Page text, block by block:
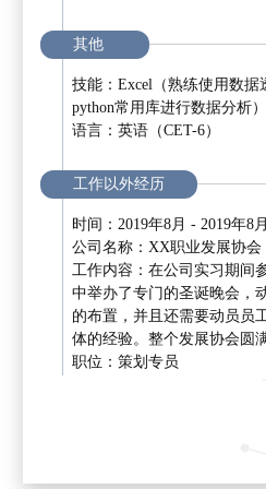
其他
技能：Excel（熟练使用数据
python常用库进行数据分析）
语言：英语（CET-6）
工作以外经历
时间：2019年8月 - 2019年8月
公司名称：XX职业发展协会
工作内容：在公司实习期间
中举办了专门的圣诞晚会，
的布置，并且还需要动员员
体的经验。整个发展协会圆
职位：策划专员